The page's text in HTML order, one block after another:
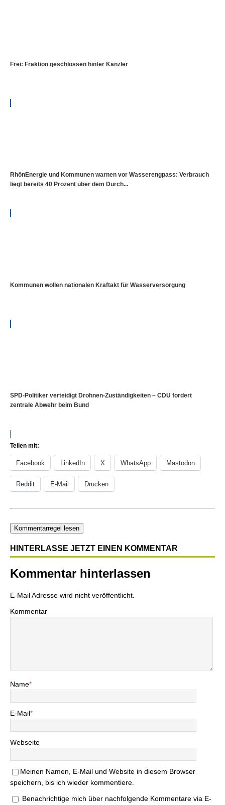
Frei: Fraktion geschlossen hinter Kanzler
RhönEnergie und Kommunen warnen vor Wasserengpass: Verbrauch
liegt bereits 40 Prozent über dem Durch...
Kommunen wollen nationalen Kraftakt für Wasserversorgung
SPD-Politiker verteidigt Drohnen-Zuständigkeiten – CDU fordert
zentrale Abwehr beim Bund
Teilen mit:
Facebook LinkedIn X WhatsApp Mastodon
Reddit E-Mail Drucken
Kommentarregel lesen
HINTERLASSE JETZT EINEN KOMMENTAR
Kommentar hinterlassen
E-Mail Adresse wird nicht veröffentlicht.
Kommentar
Name*
E-Mail*
Webseite
Meinen Namen, E-Mail und Website in diesem Browser
speichern, bis ich wieder kommentiere.
Benachrichtige mich über nachfolgende Kommentare via E-